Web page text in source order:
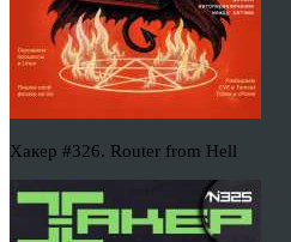
Хакер #326. Router from Hell